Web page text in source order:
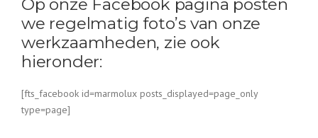
Op onze Facebook pagina posten
we regelmatig foto’s van onze
werkzaamheden, zie ook
hieronder:
[fts_facebook id=marmolux posts_displayed=page_only
type=page]